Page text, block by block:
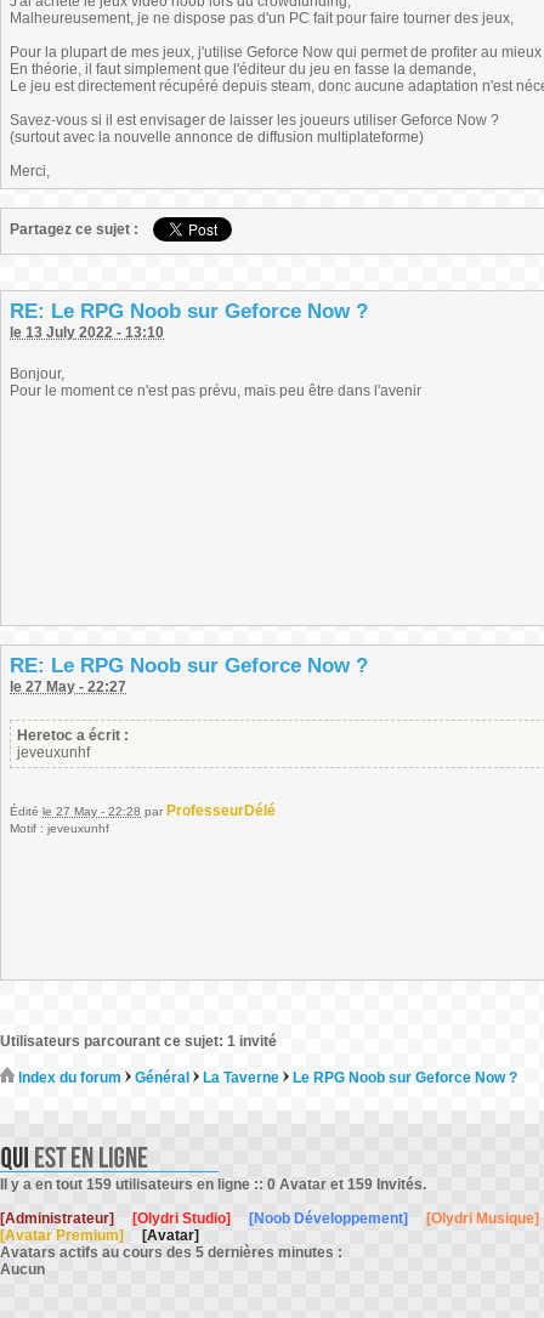
Malheureusement, je ne dispose pas d'un PC fait pour faire tourner des jeux,
Pour la plupart de mes jeux, j'utilise Geforce Now qui permet de profiter au
En théorie, il faut simplement que l'éditeur du jeu en fasse la demande,
Le jeu est directement récupéré depuis steam, donc aucune adaptation n'est
Savez-vous si il est envisager de laisser les joueurs utiliser Geforce Now ?
(surtout avec la nouvelle annonce de diffusion multiplateforme)
Merci,
Partagez ce sujet :
RE: Le RPG Noob sur Geforce Now ?
le 13 July 2022 - 13:10
Bonjour,
Pour le moment ce n'est pas prévu, mais peu être dans l'avenir
RE: Le RPG Noob sur Geforce Now ?
le 27 May - 22:27
Heretoc a écrit :
jeveuxunhf
Édité le 27 May - 22:28 par ProfesseurDélé
Motif : jeveuxunhf
Utilisateurs parcourant ce sujet: 1 invité
Index du forum Général La Taverne Le RPG Noob sur Geforce Now ?
Il y a en tout 159 utilisateurs en ligne :: 0 Avatar et 159 Invités.
[Administrateur]
[Olydri Studio] [Noob Développement]
[Olydri Musique]
[Avatar Premium]
[Avatar]
Avatars actifs au cours des 5 dernières minutes :
Aucun